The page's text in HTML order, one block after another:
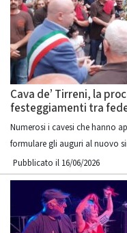
Cava de’ Tirreni, la
festeggiamenti tra
Numerosi i cavesi che hanno
formulare gli auguri al nuovo
Pubblicato il 16/06/2026